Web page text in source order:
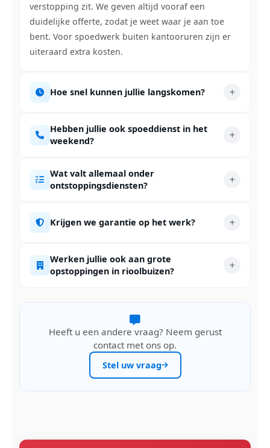
verstopping zit. We geven altijd vooraf een
duidelijke offerte, zodat je weet waar je aan toe
bent. Voor spoedwerk buiten kantooruren zijn er
uiteraard extra kosten.
Hoe snel kunnen jullie langskomen?
Hebben jullie ook spoeddienst in het
weekend?
Wat valt allemaal onder
ontstoppingsdiensten?
Krijgen we garantie op het werk?
Werken jullie ook aan grote
opstoppingen in rioolbuizen?
Heeft u een andere vraag? Neem gerust
contact met ons op.
Stel uw vraag